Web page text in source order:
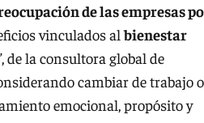
de las empresas
vinculados albienestar
de la consultora global de
cambiar de trabajo o
emocional, propósito y